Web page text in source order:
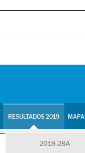
RESULTADOS 2019 MAPA
2019-28A